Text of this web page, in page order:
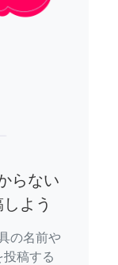
らない
よう
の名前や
稿する